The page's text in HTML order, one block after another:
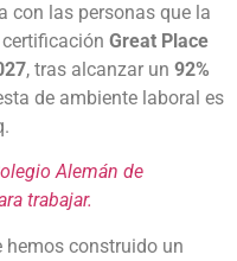
con las personas que la
Great Place
, tras alcanzar un 92%
de ambiente laboral es
Alemán de
trabajar.
hemos construido un